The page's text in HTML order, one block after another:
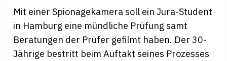
Mit einer Spionagekamera soll ein Jura-Student
in Hamburg eine mündliche Prüfung samt
Beratungen der Prüfer gefilmt haben. Der 30-
Jährige bestritt beim Auftakt seines Prozesses